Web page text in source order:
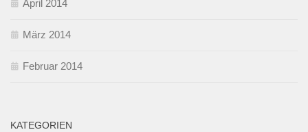
April 2014
März 2014
Februar 2014
KATEGORIEN